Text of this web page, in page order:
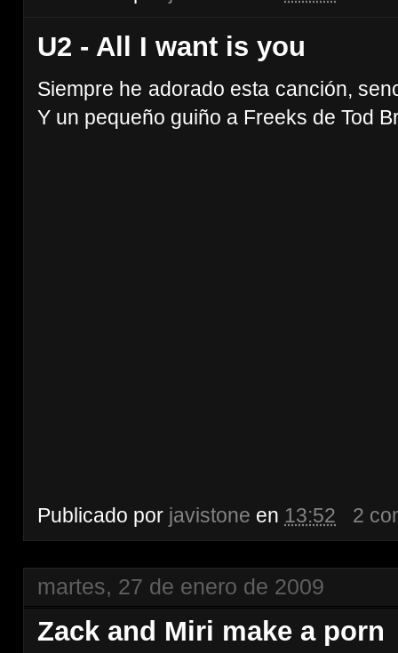
U2 - All I want is you
Siempre he adorado esta canción,
Y un pequeño guiño a Freeks de Tod
Publicado por javistone en 13:52 2
martes, 27 de enero de 2009
Zack and Miri make a porn